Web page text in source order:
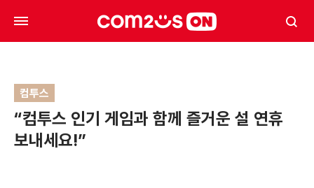
컴투스
“컴투스 인기 게임과 함께 즐거운 설 연휴
보내세요!”